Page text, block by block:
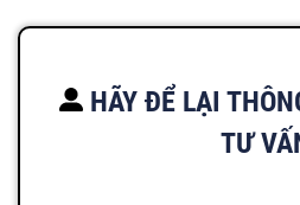
HÃY ĐỂ LẠI
TƯ